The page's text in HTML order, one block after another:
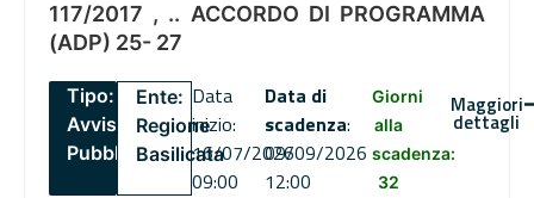
117/2017 , .. ACCORDO DI PROGRAMMA
(ADP) 25- 27
Tipo:
Avviso
Pubblico
Ente:
Regione
Basilicata
Data
inizio:
16/07/2026
09:00
Data di
scadenza:
09/09/2026
12:00
Giorni
alla
scadenza:
32
Maggiori
dettagli